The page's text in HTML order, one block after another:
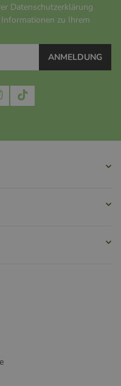
Datenschutzerklärung
zu Ihrem
ANMELDUNG